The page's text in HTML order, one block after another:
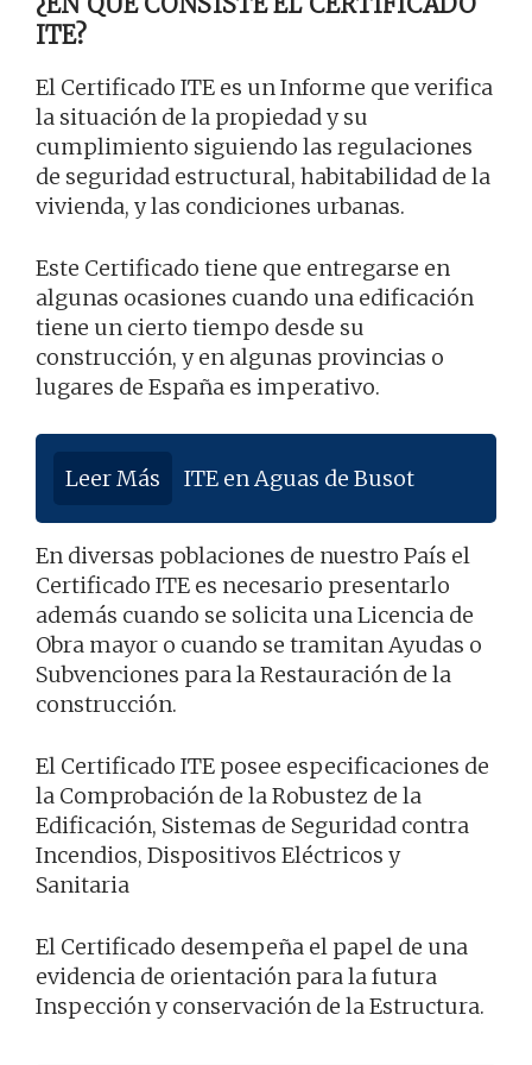
ITE?
El Certificado ITE es un Informe que verifica
la situación de la propiedad y su
cumplimiento siguiendo las regulaciones
de seguridad estructural, habitabilidad de la
vivienda, y las condiciones urbanas.
Este Certificado tiene que entregarse en
algunas ocasiones cuando una edificación
tiene un cierto tiempo desde su
construcción, y en algunas provincias o
lugares de España es imperativo.
Leer Más ITE en Aguas de Busot
En diversas poblaciones de nuestro País el
Certificado ITE es necesario presentarlo
además cuando se solicita una Licencia de
Obra mayor o cuando se tramitan Ayudas o
Subvenciones para la Restauración de la
construcción.
El Certificado ITE posee especificaciones de
la Comprobación de la Robustez de la
Edificación, Sistemas de Seguridad contra
Incendios, Dispositivos Eléctricos y
Sanitaria
El Certificado desempeña el papel de una
evidencia de orientación para la futura
Inspección y conservación de la Estructura.